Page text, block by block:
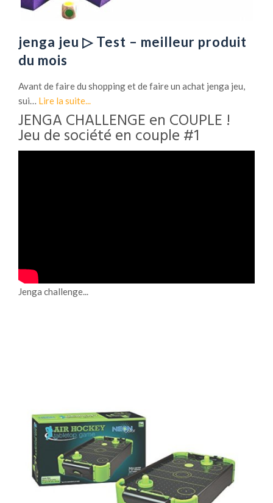
jenga jeu ▷ Test – meilleur produit
du mois
Avant de faire du shopping et de faire un achat jenga jeu,
sui… Lire la suite...
JENGA CHALLENGE en COUPLE !
Jeu de société en couple #1
Jenga challenge...